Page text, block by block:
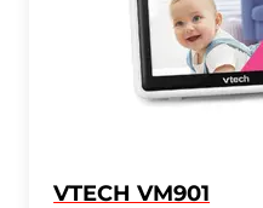
VTECH VM901